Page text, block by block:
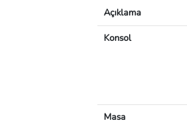
Açıklama
Konsol
Masa